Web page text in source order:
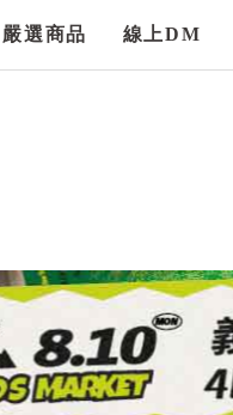
嚴選商品 線上DM